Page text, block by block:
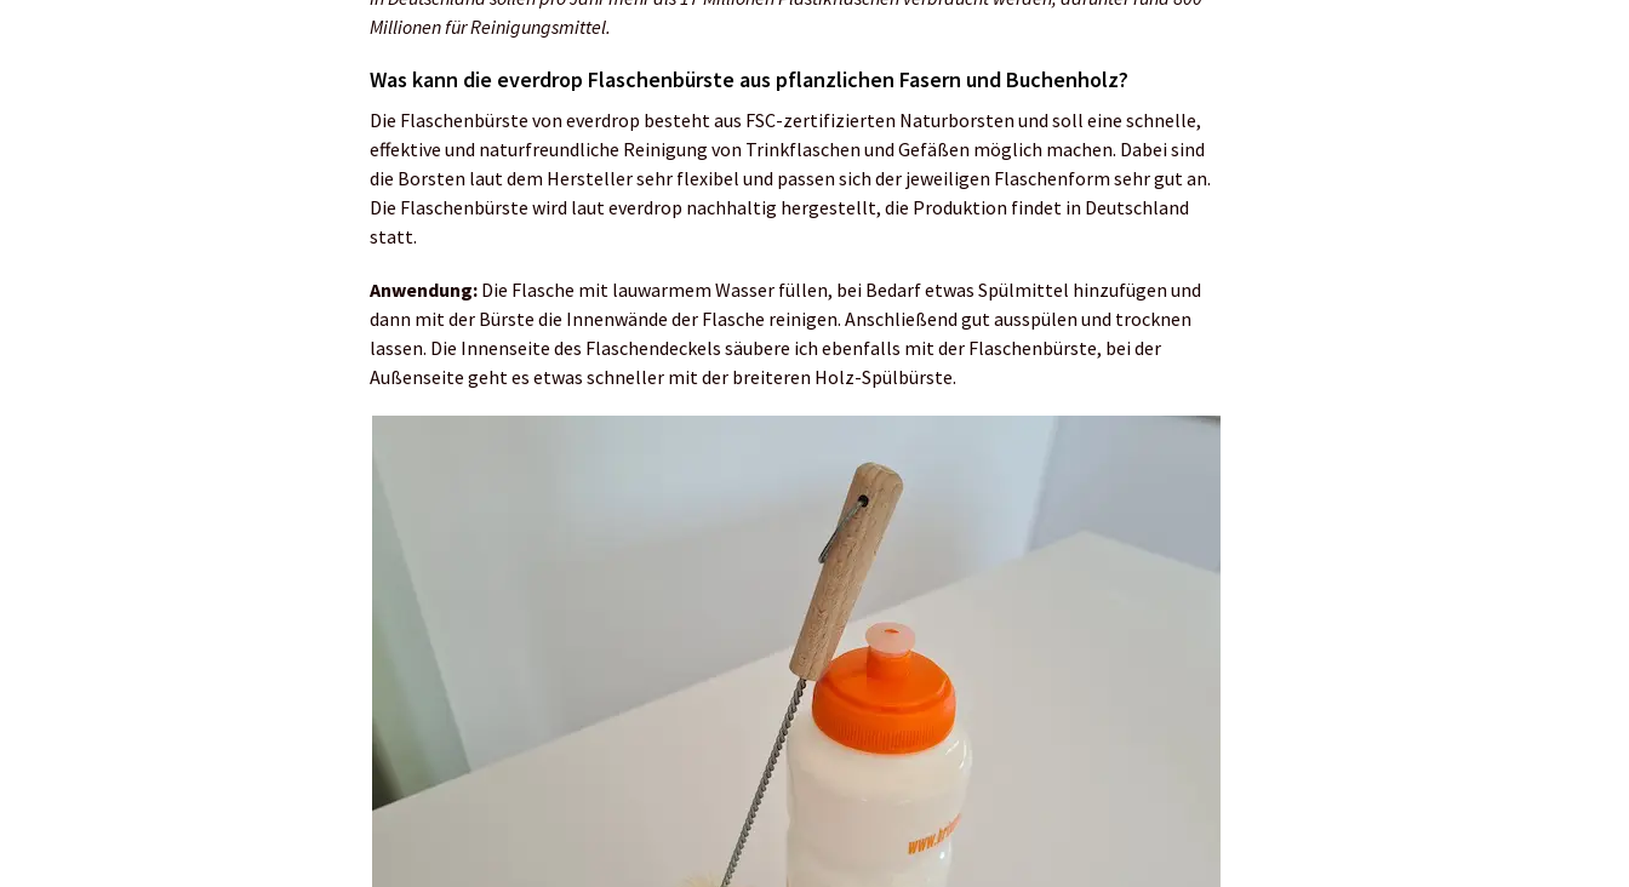
Millionen für Reinigungsmittel.
Was kann die everdrop Flaschenbürste aus pflanzlichen Fasern und Buchenholz?
Die Flaschenbürste von everdrop besteht aus FSC-zertifizierten Naturborsten und soll eine schnelle,
effektive und naturfreundliche Reinigung von Trinkflaschen und Gefäßen möglich machen. Dabei sind
die Borsten laut dem Hersteller sehr flexibel und passen sich der jeweiligen Flaschenform sehr gut an.
Die Flaschenbürste wird laut everdrop nachhaltig hergestellt, die Produktion findet in Deutschland
statt.
Anwendung: Die Flasche mit lauwarmem Wasser füllen, bei Bedarf etwas Spülmittel hinzufügen und
dann mit der Bürste die Innenwände der Flasche reinigen. Anschließend gut ausspülen und trocknen
lassen. Die Innenseite des Flaschendeckels säubere ich ebenfalls mit der Flaschenbürste, bei der
Außenseite geht es etwas schneller mit der breiteren Holz-Spülbürste.